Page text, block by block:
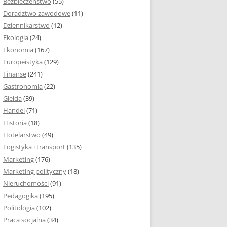
I ROZMIAR PRACY
DYPLOMOWEJ –
NUMEROWANIE
I
AKAPITU W PRACY
DYPLOMOWEJ
W PRACY
DYPLOMOWEJ
Doradztwo zawodowe(11)
Dziennikarstwo (12)
Ekologia (24)
Ekonomia (167)
Europeistyka (129)
Finanse(241)
Gastronomia (22)
Giełda (39)
Handel(71)
Historia (18)
Hotelarstwo (49)
Logistyka i transport(135)
Marketing(176)
Marketing polityczny(18)
Nieruchomości(91)
Pedagogika (195)
Politologia (102)
Praca socjalna (34)